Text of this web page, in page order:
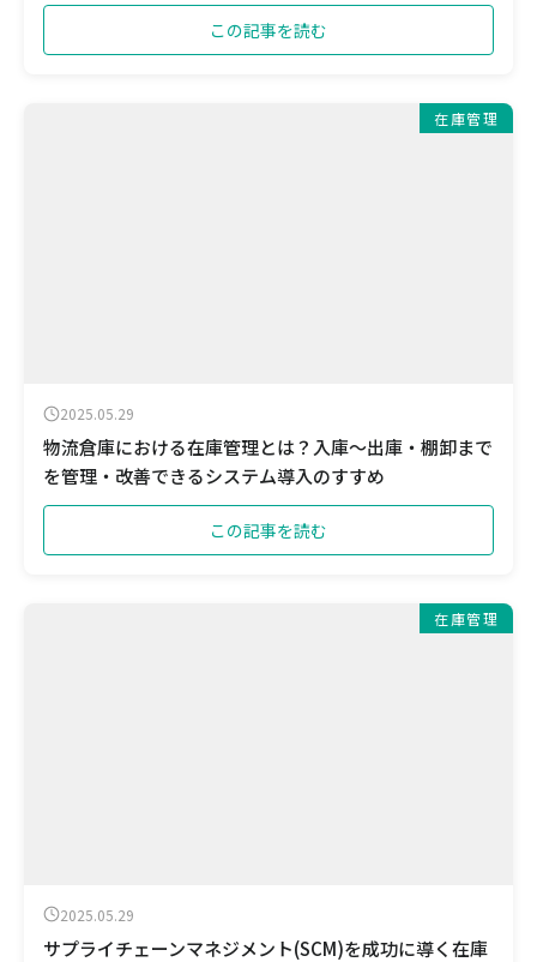
この記事を読む
在庫管理
2025.05.29
物流倉庫における在庫管理とは？入庫〜出庫・棚卸まで
を管理・改善できるシステム導入のすすめ
この記事を読む
在庫管理
2025.05.29
サプライチェーンマネジメント(SCM)を成功に導く在庫